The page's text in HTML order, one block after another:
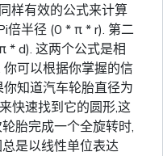
样有效的公式来计算
倍半径 (0 * π * r). 第二
* d). 这两个公式是相
可以根据你掌握的信
知道汽车轮胎直径为
快速找到它的圆形,这
胎完成一个全旋转时,
是以线性单位表达